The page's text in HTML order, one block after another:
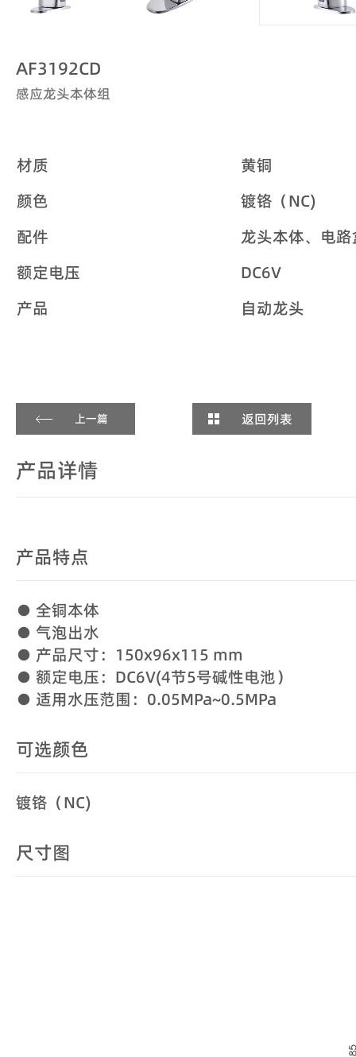
AF3192CD
感应龙头本体组
材质
黄铜
颜色
镀铬（NC)
配件
龙头本体、电
额定电压
DC6V
产品
自动龙头
上一篇 返回列表
产品详情
产品特点
● 全铜本体
● 气泡出水
● 产品尺寸：150x96x115 mm
● 额定电压：DC6V(4节5号碱性电池）
● 适用水压范围：0.05MPa~0.5MPa
可选颜色
镀铬（NC)
尺寸图